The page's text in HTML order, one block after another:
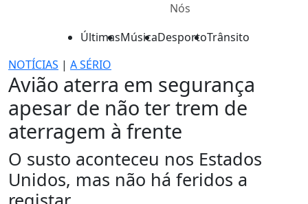
Nós
ÚltimasMúsicaDesportoTrânsito
NOTÍCIAS | A SÉRIO
Avião aterra em segurança
apesar de não ter trem de
aterragem à frente
O susto aconteceu nos Estados
Unidos, mas não há feridos a